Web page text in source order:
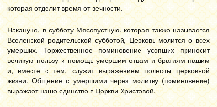
которая отделит время от вечности.
Накануне, в субботу Мясопустную, которая также называется
Вселенской родительской субботой, Церковь молится о всех
умерших. Торжественное поминовение усопших приносит
великую пользу и помощь умершим отцам и братиям нашим
и, вместе с тем, служит выражением полноты церковной
жизни. Общение с умершими через молитву (поминовение)
выражает наше единство в Церкви Христовой.